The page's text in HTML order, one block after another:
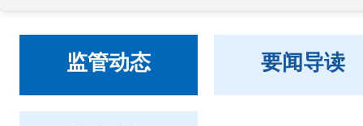
监管动态 要闻导读